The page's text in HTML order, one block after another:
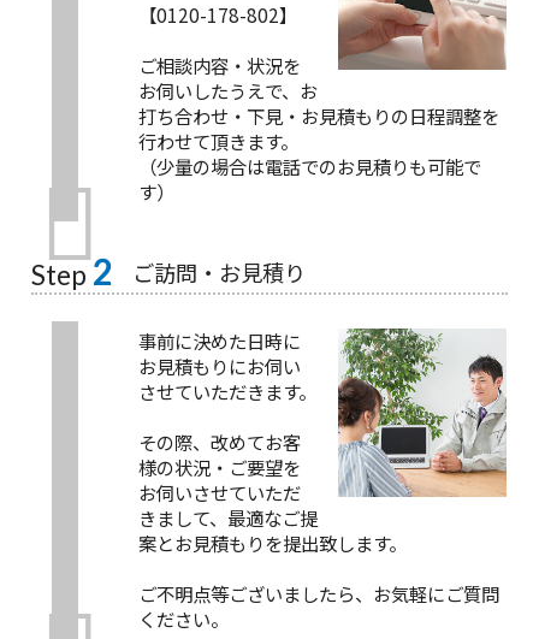
【0120-178-802】
ご相談内容・状況を
お伺いしたうえで、お
打ち合わせ・下見・お見積もりの日程調整を
行わせて頂きます。
（少量の場合は電話でのお見積りも可能で
す）
Step 2 ご訪問・お見積り
事前に決めた日時に
お見積もりにお伺い
させていただきます。
その際、改めてお客
様の状況・ご要望を
お伺いさせていただ
きまして、最適なご提
案とお見積もりを提出致します。
ご不明点等ございましたら、お気軽にご質問
ください。